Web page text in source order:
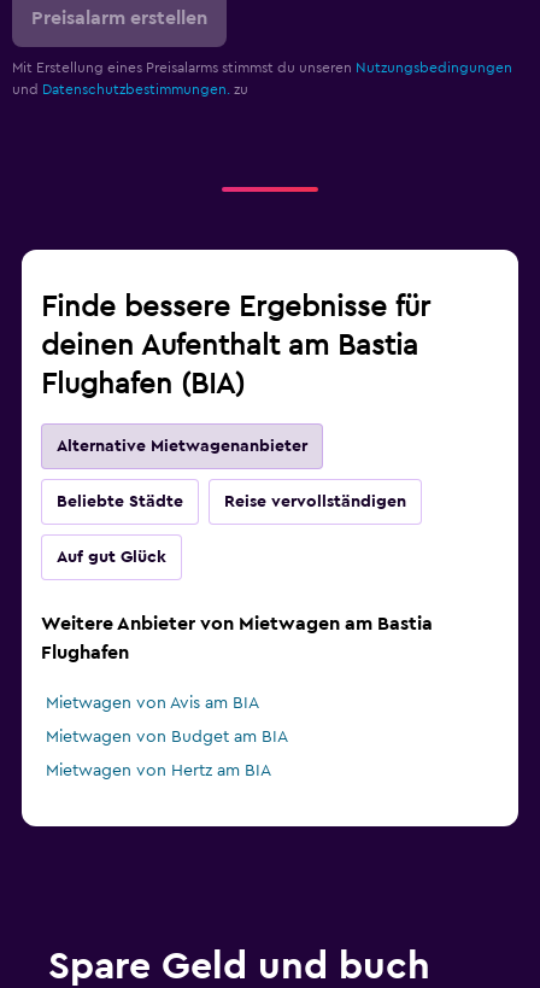
Preisalarm erstellen
Mit Erstellung eines Preisalarms stimmst du unseren Nutzungsbedingungen
und Datenschutzbestimmungen. zu
Finde bessere Ergebnisse für
deinen Aufenthalt am Bastia
Flughafen (BIA)
Alternative Mietwagenanbieter
Beliebte Städte Reise vervollständigen
Auf gut Glück
Weitere Anbieter von Mietwagen am Bastia
Flughafen
Mietwagen von Avis am BIA
Mietwagen von Budget am BIA
Mietwagen von Hertz am BIA
Spare Geld und buch